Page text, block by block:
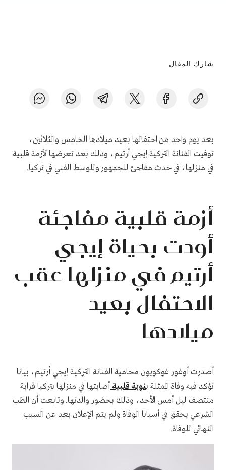
شارك المقال
بعد يوم واحد من احتفالها بعيد ميلادها الخامس والثلاثين،
توفيت الفنانة التركية إيجي أرتيم، وذلك بعد تعرضها لأزمة قلبية
في منزلها، في حدث مفاجئ للجمهور وللوسط الفني في تركيا.
أزمة قلبية مفاجئة
أودت بحياة إيجي
أرتيم في منزلها عقب
الاحتفال بعيد
ميلادها
أصدرت أوغور غوكويون محامية الفنانة التركية إيجي أرتيم، بيانا
تؤكد فيه وفاة الممثلة بنوبة قلبية أصابتها في منزلها بتركيا قرابة
منتصف ليل أمس الأحد، وذلك بحضور والدتها. وتابعت أن الطب
الشرعي يحقق في أسبابا الوفاة ولم يتم الإعلان بعد عن السبب
النهائي للوفاة.